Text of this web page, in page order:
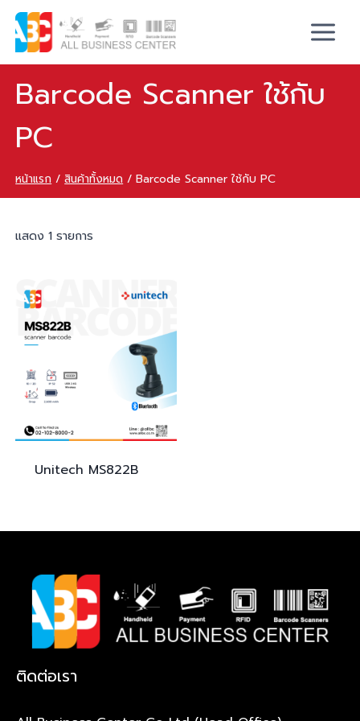
Barcode Scanner ใช้กับ
PC
หน้าแรก / สินค้าทั้งหมด / Barcode Scanner ใช้กับ PC
แสดง 1 รายการ
Unitech MS822B
ติดต่อเรา